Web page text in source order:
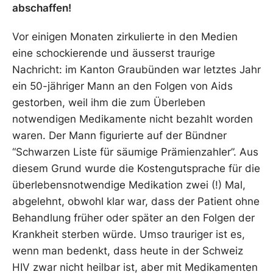
abschaffen!
Vor einigen Monaten zirkulierte in den Medien
eine schockierende und äusserst traurige
Nachricht: im Kanton Graubünden war letztes Jahr
ein 50-jähriger Mann an den Folgen von Aids
gestorben, weil ihm die zum Überleben
notwendigen Medikamente nicht bezahlt worden
waren. Der Mann figurierte auf der Bündner
“Schwarzen Liste für säumige Prämienzahler”. Aus
diesem Grund wurde die Kostengutsprache für die
überlebensnotwendige Medikation zwei (!) Mal,
abgelehnt, obwohl klar war, dass der Patient ohne
Behandlung früher oder später an den Folgen der
Krankheit sterben würde. Umso trauriger ist es,
wenn man bedenkt, dass heute in der Schweiz
HIV zwar nicht heilbar ist, aber mit Medikamenten